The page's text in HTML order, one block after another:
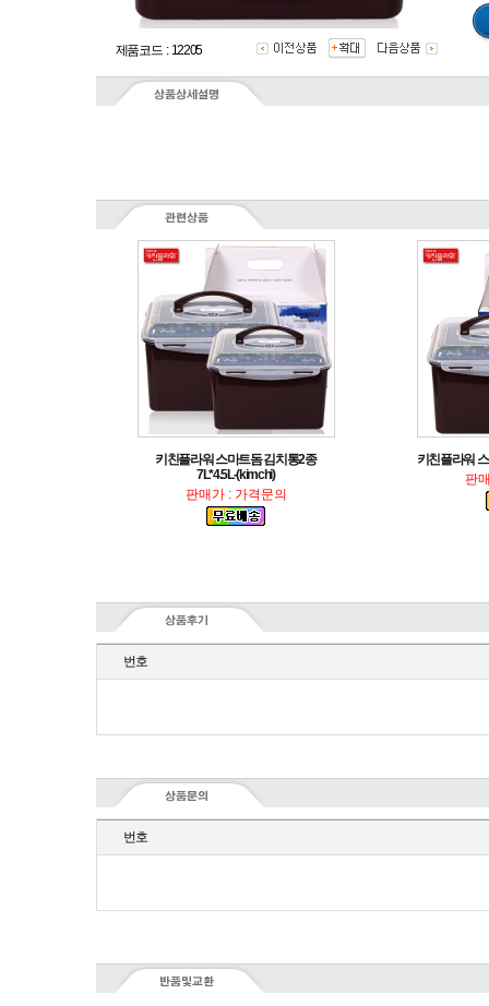
제품코드 : 12205
7L*4.5L-(kimchi)
판매가 : 가격문의
키친플라워
판
번호
번호